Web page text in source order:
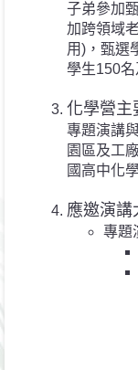
子弟參加
加跨領域
用)，甄選
學生150名
化學營主
專題演講
園區及工
國高中化
應邀演講
專題